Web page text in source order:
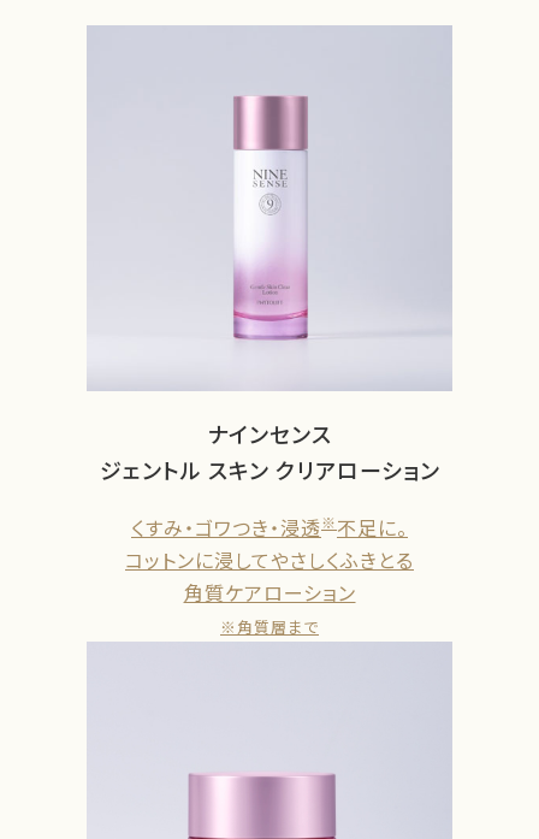
ナインセンス
ジェントル スキン クリアローション
くすみ・ゴワつき・浸透※不足に。
コットンに浸してやさしくふきとる
角質ケアローション
※角質層まで